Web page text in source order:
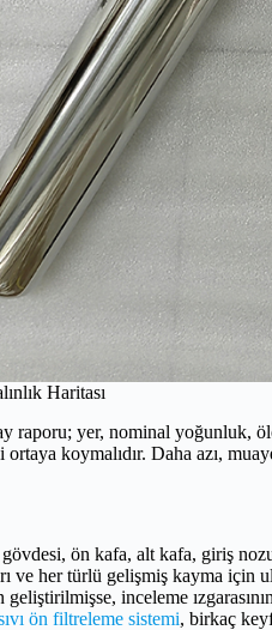
Haritası
raporu; yer, nominal yoğunluk,
koymalıdır. Daha azı,
ön kafa, alt kafa, giriş
ve her türlü gelişmiş kayma için
inceleme
ön filtreleme sistemi, birkaç